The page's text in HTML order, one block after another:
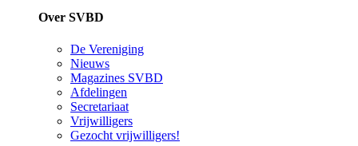
Over SVBD
De Vereniging
Nieuws
Magazines SVBD
Afdelingen
Secretariaat
Vrijwilligers
Gezocht vrijwilligers!